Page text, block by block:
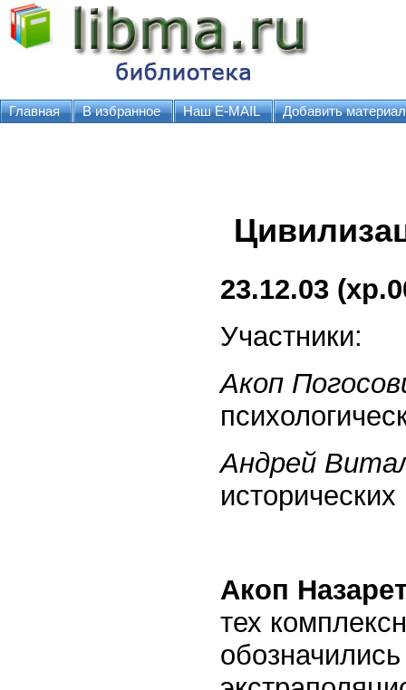
Главная В избранное Наш E-MAIL Добавить материал
23.12.03
Участники:
Акоп
Андрей
исторических
Акоп
тех